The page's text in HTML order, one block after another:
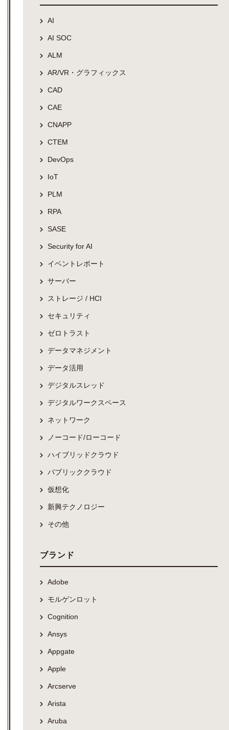
AI
AI SOC
ALM
AR/VR・グラフィックス
CAD
CAE
CNAPP
CTEM
DevOps
IoT
PLM
RPA
SASE
Security for AI
イベントレポート
サーバー
ストレージ / HCI
セキュリティ
ゼロトラスト
データマネジメント
データ活用
デジタルスレッド
デジタルワークスペース
ネットワーク
ノーコード/ローコード
ハイブリッドクラウド
パブリッククラウド
仮想化
新興テクノロジー
その他
ブランド
Adobe
モルゲンロット
Cognition
Ansys
Appgate
Apple
Arcserve
Arista
Aruba